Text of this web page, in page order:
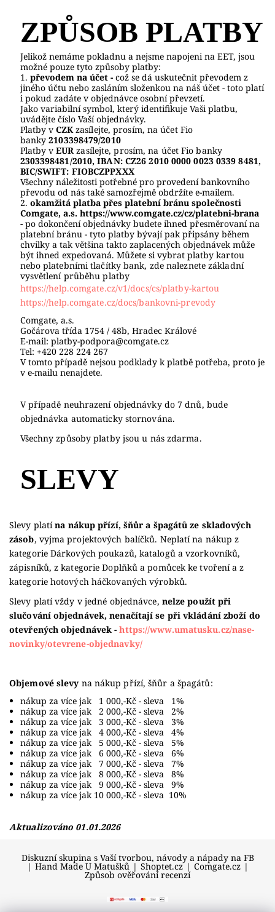
ZPŮSOB PLATBY
Jelikož nemáme pokladnu a nejsme napojeni na EET, jsou
možné pouze tyto způsoby platby:
1. převodem na účet - což se dá uskutečnit převodem z
jiného účtu nebo zasláním složenkou na náš účet - toto platí
i pokud zadáte v objednávce osobní převzetí.
Jako variabilní symbol, který identifikuje Vaši platbu,
uvádějte číslo Vaší objednávky.
Platby v CZK zasílejte, prosím, na účet Fio
banky2103398479/2010
Platby vEUR zasílejte, prosím, na účet Fio banky
2303398481/2010, IBAN: CZ26 2010 0000 0023 0339 8481,
BIC/SWIFT: FIOBCZPPXXX
Všechny náležitosti potřebné pro provedení bankovního
převodu od nás také samozřejmě obdržíte e-mailem.
2. okamžitá platba přes platební bránu společnosti
Comgate, a.s. https://www.comgate.cz/cz/platebni-brana
- po dokončení objednávky budete ihned přesměrovaní na
platební bránu - tyto platby bývají pak připsány během
chvilky a tak většina takto zaplacených objednávek může
být ihned expedovaná. Můžete si vybrat platby kartou
nebo platebními tlačítky bank, zde naleznete základní
vysvětlení průběhu platby
https://help.comgate.cz/v1/docs/cs/platby-kartou
https://help.comgate.cz/docs/bankovni-prevody
Comgate, a.s.
Gočárova třída 1754 / 48b, Hradec Králové
E-mail: platby-podpora@comgate.cz
Tel: +420 228 224 267
V tomto případě nejsou podklady k platbě potřeba, proto je
v e-mailu nenajdete.
V případě neuhrazení objednávky do 7 dnů, bude
objednávka automaticky stornována.
Všechny způsoby platby jsou u nás zdarma.
SLEVY
Slevy platína nákup přízí, šňůr a špagátů ze skladových
zásob, vyjma projektových balíčků. Neplatí na nákup z
kategorie Dárkových poukazů, katalogů a vzorkovníků,
zápisníků, z kategorie Doplňků a pomůcek ke tvoření a z
kategorie hotových háčkovaných výrobků.
Slevy platí vždy v jedné objednávce, nelze použít při
slučování objednávek, nenačítají se při vkládání zboží do
otevřených objednávek -https://www.umatusku.cz/nase-
novinky/otevrene-objednavky/
Objemové slevy na nákup přízí, šňůr a špagátů:
nákup za více jak 1 000,-Kč - sleva 1%
nákup za více jak 2 000,-Kč - sleva 2%
nákup za více jak 3 000,-Kč - sleva 3%
nákup za více jak 4 000,-Kč - sleva 4%
nákup za více jak 5 000,-Kč - sleva 5%
nákup za více jak 6 000,-Kč - sleva 6%
nákup za více jak 7 000,-Kč - sleva 7%
nákup za více jak 8 000,-Kč - sleva 8%
nákup za více jak 9 000,-Kč - sleva 9%
nákup za více jak 10 000,-Kč - sleva 10%
Aktualizováno 01.01.2026
Diskuzní skupina s Vaší tvorbou, návody a nápady na FB
| Hand Made U Matušků | Shoptet.cz | Comgate.cz |
Způsob ověřování recenzí